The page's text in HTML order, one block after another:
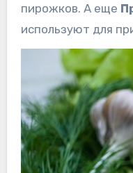
пирожков. А еще
используют для